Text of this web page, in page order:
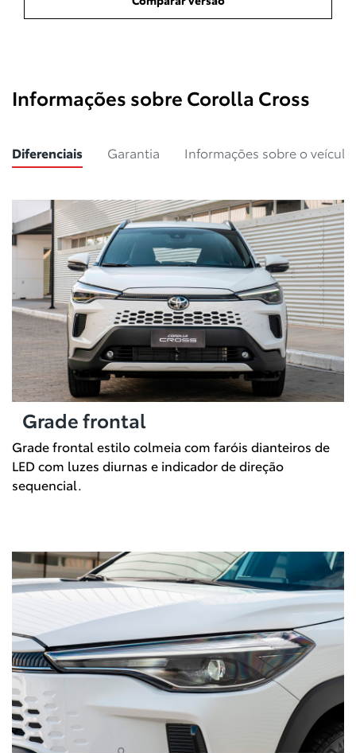
Informações sobre Corolla Cross
Diferenciais Garantia Informações sobre o veículo
Grade frontal
Grade frontal estilo colmeia com faróis dianteiros de
LED com luzes diurnas e indicador de direção
sequencial.